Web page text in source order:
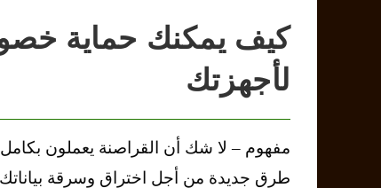
كيف يمكنك حماية
لأجهزتك
مفهوم – لا شك أن القراصنة يعملون
طرق جديدة من أجل اختراق وسرقة